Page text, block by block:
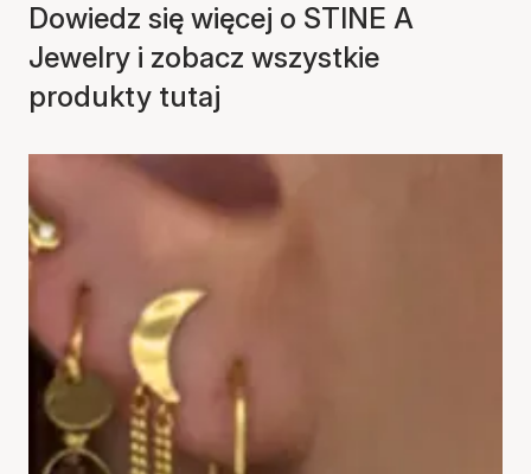
Dowiedz się więcej o STINE A
Jewelry i zobacz wszystkie
produkty tutaj